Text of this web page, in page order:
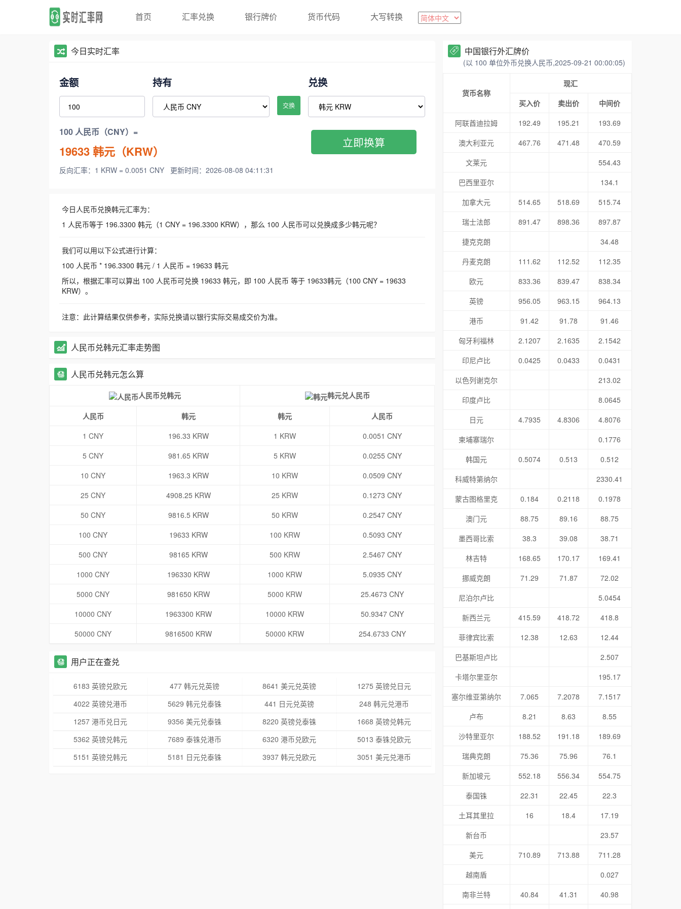
首页 汇率兑换 银行牌价 货币代码 大写转换
今日实时汇率
金额 持有
交换
兑换
100 人民币（CNY）=
19633韩元（KRW）
反向汇率：1 KRW = 0.0051 CNY 更新时间：2026-08-08 04:11:31
立即换算
今日人民币兑换韩元汇率为：
1 人民币等于 196.3300 韩元（1 CNY = 196.3300 KRW），那么 100 人民币可以兑换成多少韩元呢？
我们可以用以下公式进行计算：
100 人民币 * 196.3300 韩元 / 1 人民币 = 19633 韩元
所以，根据汇率可以算出 100 人民币可兑换 19633 韩元，即 100 人民币 等于 19633韩元（100 CNY = 19633
KRW）。
注意：此计算结果仅供参考，实际兑换请以银行实际交易成交价为准。
人民币兑韩元汇率走势图
人民币兑韩元怎么算
人民币兑韩元 韩元兑人民币
人民币 韩元 韩元
人民币
1 CNY
196.33 KRW 1 KRW
0.0051 CNY
5 CNY
981.65 KRW 5 KRW
0.0255 CNY
10 CNY
1963.3 KRW 10 KRW
0.0509 CNY
25 CNY
4908.25 KRW 25 KRW
0.1273 CNY
50 CNY
9816.5 KRW 50 KRW
0.2547 CNY
100 CNY
19633 KRW 100 KRW
0.5093 CNY
500 CNY
98165 KRW 500 KRW
2.5467 CNY
1000 CNY
196330 KRW 1000 KRW
5.0935 CNY
5000 CNY
981650 KRW 5000 KRW
25.4673 CNY
10000 CNY
1963300 KRW 10000 KRW
50.9347 CNY
50000 CNY
9816500 KRW 50000 KRW 254.6733 CNY
用户正在查兑
6183 英镑兑欧元 477 韩元兑英镑 8641 美元兑英镑
1275 英镑兑日元
4022 英镑兑港币
5629 韩元兑泰铢 441 日元兑英镑
248 韩元兑港币
1257 港币兑日元
9356 美元兑泰铢 8220 英镑兑泰铢
1668 英镑兑韩元
5362 英镑兑韩元
7689 泰铢兑港币 6320 港币兑欧元
5013 泰铢兑欧元
5151 英镑兑韩元
5181 日元兑泰铢 3937 韩元兑欧元 3051 美元兑港币
中国银行外汇牌价
(以 100 单位外币兑换人民币,2025-09-21 00:00:05)
货币名称
现汇
买入价
卖出价
中间价
阿联酋迪拉姆
192.49 195.21
193.69
澳大利亚元
467.76 471.48
470.59
文莱元
554.43
巴西里亚尔
134.1
加拿大元
514.65 518.69
515.74
瑞士法郎
891.47 898.36
897.87
捷克克朗
34.48
丹麦克朗
111.62 112.52
112.35
欧元
833.36 839.47
838.34
英镑
956.05 963.15
964.13
港币
91.42 91.78
91.46
匈牙利福林
2.1207 2.1635
2.1542
印尼卢比
0.0425 0.0433
0.0431
以色列谢克尔
213.02
印度卢比
8.0645
日元
4.7935 4.8306
4.8076
柬埔寨瑞尔
0.1776
韩国元
0.5074 0.513
0.512
科威特第纳尔
2330.41
蒙古图格里克
0.184 0.2118
0.1978
澳门元
88.75 89.16
88.75
墨西哥比索
38.3 39.08
38.71
林吉特
168.65 170.17
169.41
挪威克朗
71.29 71.87
72.02
尼泊尔卢比
5.0454
新西兰元
415.59 418.72
418.8
菲律宾比索
12.38 12.63
12.44
巴基斯坦卢比
2.507
卡塔尔里亚尔
195.17
塞尔维亚第纳尔
7.065 7.2078
7.1517
卢布
8.21 8.63
8.55
沙特里亚尔
188.52 191.18
189.69
瑞典克朗
75.36 75.96
76.1
新加坡元
552.18 556.34
554.75
泰国铢
22.31 22.45
22.3
土耳其里拉
16 18.4
17.19
新台币
23.57
美元
710.89 713.88
711.28
越南盾
0.027
南非兰特
40.84 41.31 40.98